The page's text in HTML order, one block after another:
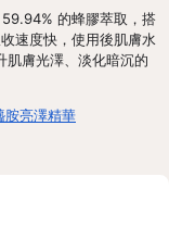
的蜂膠萃取，搭
速度快，使用後肌膚水
肌膚光澤、淡化暗沉的
亮澤精華